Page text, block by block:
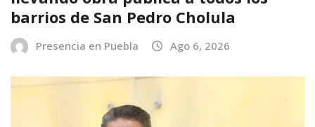
barrios de San Pedro Cholula
Presencia en Puebla Ago 6, 2026